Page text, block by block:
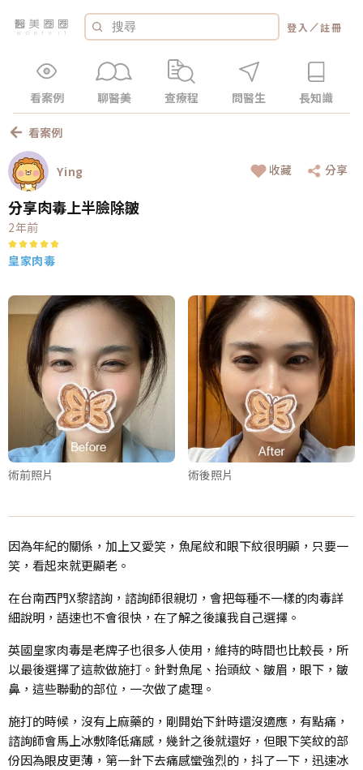
登入 ／註冊
看案例 聊醫美 查療程 問醫生 長知識
看案例
Ying 收藏 分享
分享肉毒上半臉除皺
2年前
皇家肉毒
術前照片 術後照片
因為年紀的關係，加上又愛笑，魚尾紋和眼下紋很明顯，只要一
笑，看起來就更顯老。
在台南西門X黎諮詢，諮詢師很親切，會把每種不一樣的肉毒詳
細說明，語速也不會很快，在了解之後讓我自己選擇。
英國皇家肉毒是老牌子也很多人使用，維持的時間也比較長，所
以最後選擇了這款做施打。針對魚尾、抬頭紋、皺眉，眼下，皺
鼻，這些聯動的部位，一次做了處理。
施打的時候，沒有上麻藥的，剛開始下針時還沒適應，有點痛，
諮詢師會馬上冰敷降低痛感，幾針之後就還好，但眼下笑紋的部
份因為眼皮更薄，第一針下去痛感蠻強烈的，抖了一下，迅速冰